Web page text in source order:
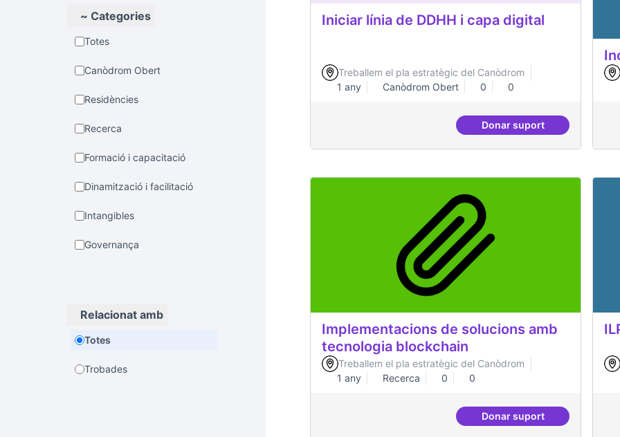
~ Categories
Totes
Canòdrom Obert
Residències
Recerca
Formació i capacitació
Dinamització i facilitació
Intangibles
Governança
Relacionat amb
Totes
Trobades
Iniciar línia de DDHH i capa digital
Treballem el pla estratègic del Canòdrom
1 any
Canòdrom Obert 0 0
Donar suportIniciar línia de DDHH i
Implementacions de solucions amb
tecnologia blockchain
Treballem el pla estratègic del Canòdrom
1 any
Recerca 0 0
Donar suportImplementacions de